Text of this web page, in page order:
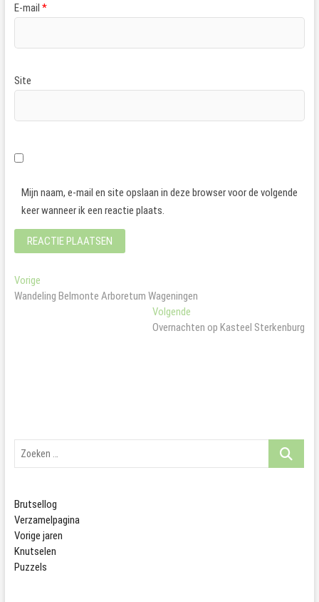
E-mail *
Site
Mijn naam, e-mail en site opslaan in deze browser voor de volgende
keer wanneer ik een reactie plaats.
Bericht
navigatie
VorigeVorig
bericht:
Wandeling Belmonte Arboretum Wageningen
Volgende
bericht:
Overnachten op Kasteel Sterkenburg
Zoeken
Brutsellog
Verzamelpagina
Vorige jaren
Knutselen
Puzzels